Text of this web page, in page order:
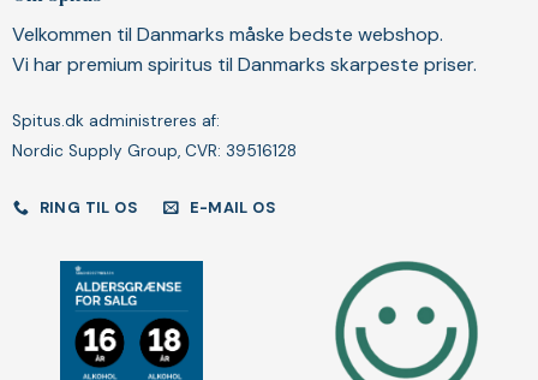
Velkommen til Danmarks måske bedste webshop.
Vi har premium spiritus til Danmarks skarpeste priser.
Spitus.dk administreres af:
Nordic Supply Group, CVR: 39516128
RING TIL OS E-MAIL OS